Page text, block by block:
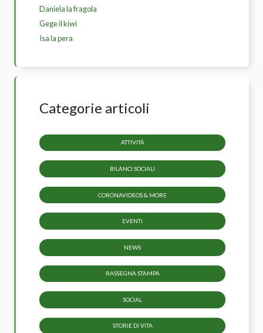
Daniela la fragola
Gege il kiwi
Isa la pera
Categorie articoli
ATTIVITÀ
BILANCI SOCIALI
CORONAVIDEOS & MORE
EVENTI
NEWS
RASSEGNA STAMPA
SOCIAL
STORIE DI VITA